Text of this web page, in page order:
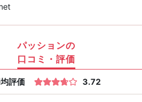
パッションの
口コミ・評価
評価 3.72